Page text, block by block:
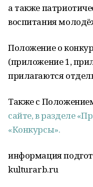
а также
воспитания
Положение о
(приложение 1,
прилагаются
Также с
сайте, в разделе
«Конкурсы».
информация
kulturarb.ru